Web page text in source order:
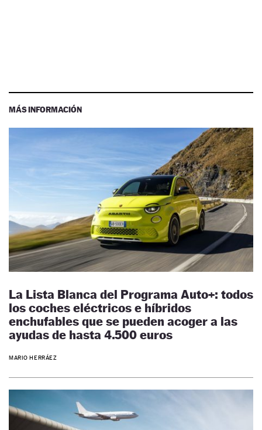
MÁS INFORMACIÓN
La Lista Blanca del Programa Auto+: todos
los coches eléctricos e híbridos
enchufables que se pueden acoger a las
ayudas de hasta 4.500 euros
MARIO HERRÁEZ